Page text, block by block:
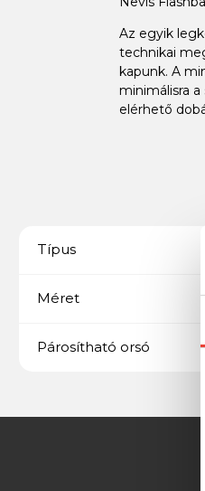
Az egyik
technikai
kapunk. A
minimálisra
elérhető
Típus
Méret
Párosítható orsó